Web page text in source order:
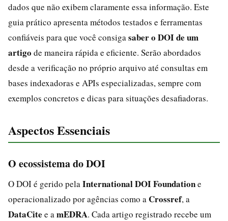
dados que não exibem claramente essa informação. Este
guia prático apresenta métodos testados e ferramentas
confiáveis para que você consiga saber o DOI de um
artigo de maneira rápida e eficiente. Serão abordados
desde a verificação no próprio arquivo até consultas em
bases indexadoras e APIs especializadas, sempre com
exemplos concretos e dicas para situações desafiadoras.
Aspectos Essenciais
O ecossistema do DOI
O DOI é gerido pela International DOI Foundatione
operacionalizado por agências como a Crossref, a
DataCite e a mEDRA. Cada artigo registrado recebe um